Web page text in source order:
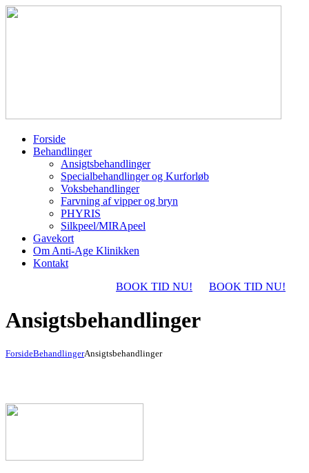
Forside
Behandlinger
Ansigtsbehandlinger
Specialbehandlinger og Kurforløb
Voksbehandlinger
Farvning af vipper og bryn
PHYRIS
Silkpeel/MIRApeel
Gavekort
Om Anti-Age Klinikken
Kontakt
BOOK TID NU!
BOOK TID NU!
Ansigtsbehandlinger
ForsideBehandlingerAnsigtsbehandlinger